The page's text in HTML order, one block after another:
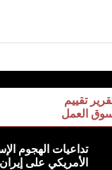
تقييم
العمل
تداعيات الهجوم
الأمريكي على إيران